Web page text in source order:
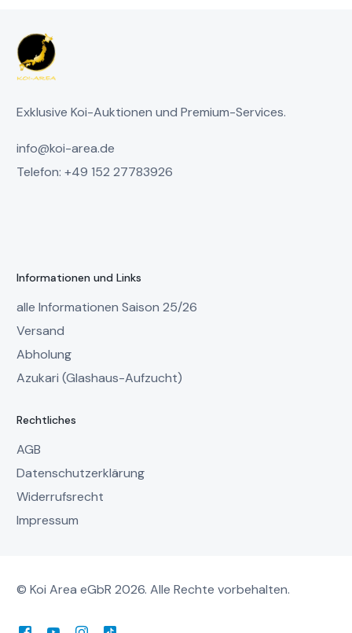
Exklusive Koi-Auktionen und Premium-Services.
info@koi-area.de
Telefon: +49 152 27783926
Informationen und Links
alle Informationen Saison 25/26
Versand
Abholung
Azukari (Glashaus-Aufzucht)
Rechtliches
AGB
Datenschutzerklärung
Widerrufsrecht
Impressum
© Koi Area eGbR 2026. Alle Rechte vorbehalten.